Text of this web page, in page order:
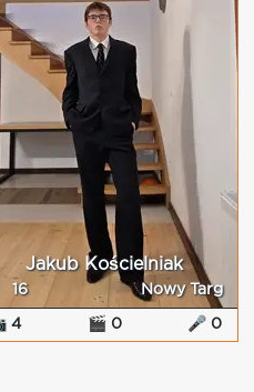
Jakub Kościelniak
16 Nowy Targ
4 🎬 0 🎤 0